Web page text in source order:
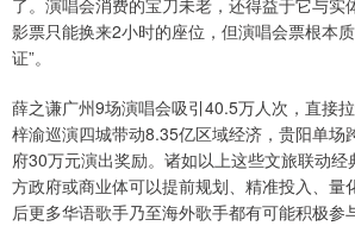
了。演唱会消费的宝刀未老，还得益于它与实
影票只能换来2小时的座位，但演唱会票根本
证”。
薛之谦广州9场演唱会吸引40.5万人次，直接
梓渝巡演四城带动8.35亿区域经济，贵阳单场
府30万元演出奖励。诸如以上这些文旅联动
方政府或商业体可以提前规划、精准投入、量
后更多华语歌手乃至海外歌手都有可能积极参